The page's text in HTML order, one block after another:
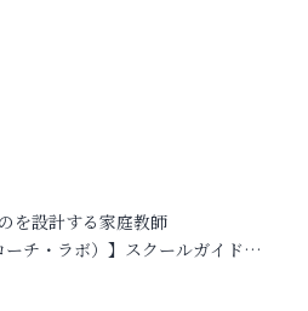
を設計する家庭教師
チ・ラボ）】スクールガイド…